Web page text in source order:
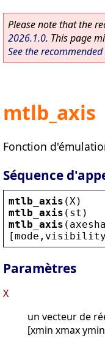
Please note that the
2026.1.0. This page
See the
mtlb_axis
Fonction
Séquence
mtlb_axis ( X )
mtlb_axis ( st )
mtlb_axis (
[mode , visibility
Paramètres
X
un vecteur de
[xmin xmax